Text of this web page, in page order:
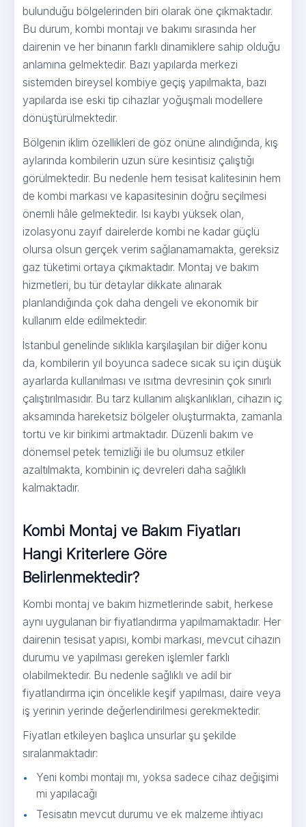
bulunduğu bölgelerinden biri olarak öne çıkmaktadır.
Bu durum, kombi montajı ve bakımı sırasında her
dairenin ve her binanın farklı dinamiklere sahip olduğu
anlamına gelmektedir. Bazı yapılarda merkezi
sistemden bireysel kombiye geçiş yapılmakta, bazı
yapılarda ise eski tip cihazlar yoğuşmalı modellere
dönüştürülmektedir.
Bölgenin iklim özellikleri de göz önüne alındığında, kış
aylarında kombilerin uzun süre kesintisiz çalıştığı
görülmektedir. Bu nedenle hem tesisat kalitesinin hem
de kombi markası ve kapasitesinin doğru seçilmesi
önemli hâle gelmektedir. Isı kaybı yüksek olan,
izolasyonu zayıf dairelerde kombi ne kadar güçlü
olursa olsun gerçek verim sağlanamamakta, gereksiz
gaz tüketimi ortaya çıkmaktadır. Montaj ve bakım
hizmetleri, bu tür detaylar dikkate alınarak
planlandığında çok daha dengeli ve ekonomik bir
kullanım elde edilmektedir.
İstanbul genelinde sıklıkla karşılaşılan bir diğer konu
da, kombilerin yıl boyunca sadece sıcak su için düşük
ayarlarda kullanılması ve ısıtma devresinin çok sınırlı
çalıştırılmasıdır. Bu tarz kullanım alışkanlıkları, cihazın iç
aksamında hareketsiz bölgeler oluşturmakta, zamanla
tortu ve kir birikimi artmaktadır. Düzenli bakım ve
dönemsel petek temizliği ile bu olumsuz etkiler
azaltılmakta, kombinin iç devreleri daha sağlıklı
kalmaktadır.
Kombi Montaj ve Bakım Fiyatları
Hangi Kriterlere Göre
Belirlenmektedir?
Kombi montaj ve bakım hizmetlerinde sabit, herkese
aynı uygulanan bir fiyatlandırma yapılmamaktadır. Her
dairenin tesisat yapısı, kombi markası, mevcut cihazın
durumu ve yapılması gereken işlemler farklı
olabilmektedir. Bu nedenle sağlıklı ve adil bir
fiyatlandırma için öncelikle keşif yapılması, daire veya
iş yerinin yerinde değerlendirilmesi gerekmektedir.
Fiyatları etkileyen başlıca unsurlar şu şekilde
sıralanmaktadır:
Yeni kombi montajı mı, yoksa sadece cihaz değişimi
mi yapılacağı
Tesisatın mevcut durumu ve ek malzeme ihtiyacı